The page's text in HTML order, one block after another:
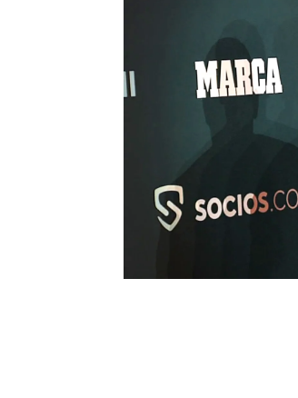
Sobre
estaba
desperté
valora
la vida,
¡No te
Alice Campello